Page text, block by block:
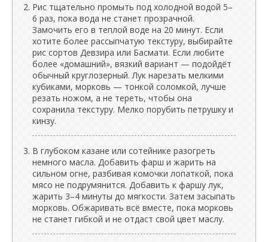
Рис тщательно промыть под холодной водой 5–
6 раз, пока вода не станет прозрачной.
Замочить его в теплой воде на 20 минут. Если
хотите более рассыпчатую текстуру, выбирайте
рис сортов Девзира или Басмати. Если любите
более «домашний», вязкий вариант — подойдёт
обычный круглозерный. Лук нарезать мелкими
кубиками, морковь — тонкой соломкой, лучше
резать ножом, а не тереть, чтобы она
сохранила текстуру. Мелко порубить петрушку и
кинзу.
В глубоком казане или сотейнике разогреть
немного масла. Добавить фарш и жарить на
сильном огне, разбивая комочки лопаткой, пока
мясо не подрумянится. Добавить к фаршу лук,
жарить 3–4 минуты до мягкости. Затем засыпать
морковь. Обжаривать всё вместе, пока морковь
не станет гибкой и не отдаст свой цвет маслу.